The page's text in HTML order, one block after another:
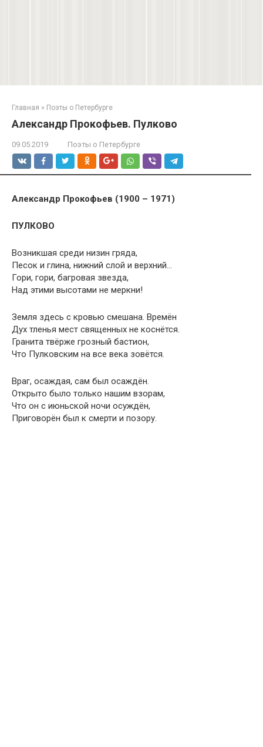
Главная » Поэты о Петербурге
Александр Прокофьев. Пулково
09.05.2019 Поэты о Петербурге
Александр Прокофьев (1900 – 1971)
ПУЛКОВО
Возникшая среди низин гряда,
Песок и глина, нижний слой и верхний…
Гори, гори, багровая звезда,
Над этими высотами не меркни!
Земля здесь с кровью смешана. Времён
Дух тленья мест священных не коснётся.
Гранита твёрже грозный бастион,
Что Пулковским на все века зовётся.
Враг, осаждая, сам был осаждён.
Открыто было только нашим взорам,
Что он с июньской ночи осуждён,
Приговорён был к смерти и позору.